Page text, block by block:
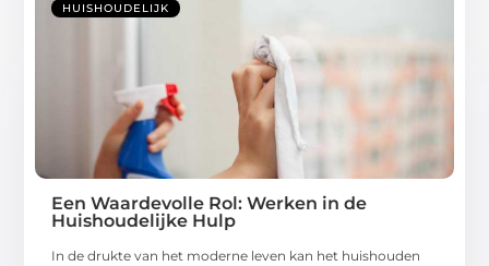
HUISHOUDELIJK
Een Waardevolle Rol: Werken in de
Huishoudelijke Hulp
In de drukte van het moderne leven kan het huishouden